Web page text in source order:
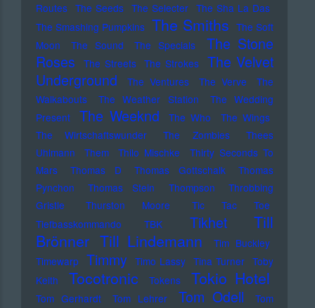
Routes The Seeds The Selecter The Sha La Das
The Smashing Pumpkins The Smiths The Soft
Moon
The Sound The Specials
The Stone
Roses
The Streets The Strokes
The Velvet
Underground
The Ventures The Verve
The
Walkabouts
The Weather Station
The Wedding
Present
The Weeknd The Who
The Wings
The Wirtschaftswunder
The Zombies
Thees
Uhlmann
Them Thilo Mischke
Thirty Seconds To
Mars
Thomas D Thomas Gottschalk
Thomas
Pynchon
Thomas Stein Thompson
Throbbing
Gristle
Thurston Moore
Tic Tac Toe
Tiefbasskommando TBK
Tikhet
Till
Brönner Till Lindemann
Tim Buckley
Timewarp Timmy Timo Lassy Tina Turner Toby
Keith
Tocotronic Tokens Tokio Hotel
Tom Gerhardt Tom Lehrer Tom Odell
Tom